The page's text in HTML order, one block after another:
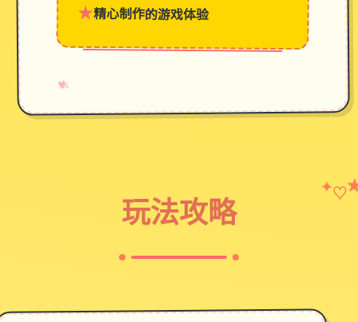
★精心制作的游戏体验
♥
✧
→
玩法攻略
✦♡